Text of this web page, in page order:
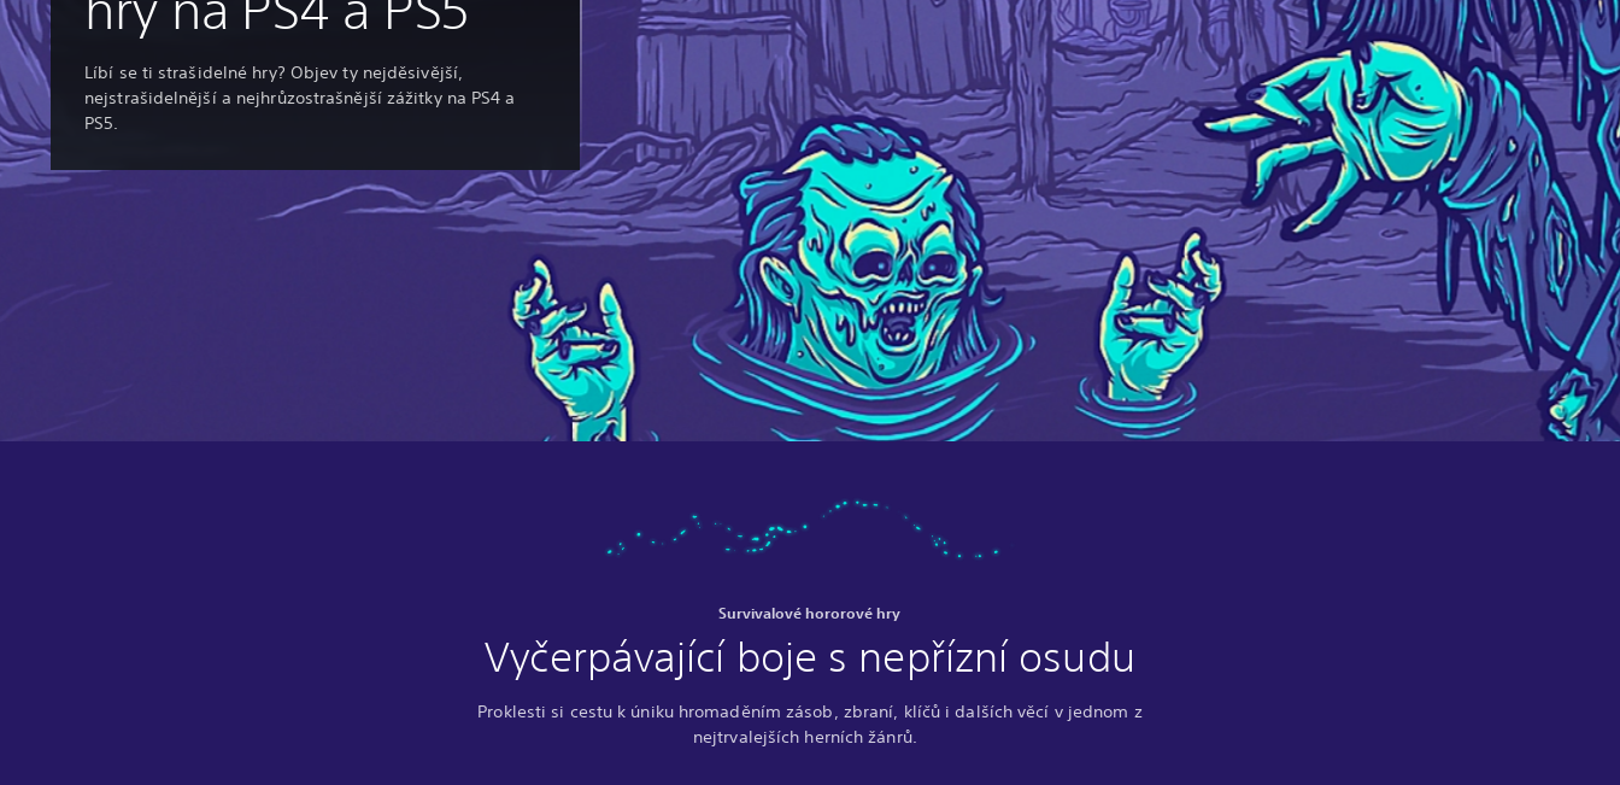
Líbí se ti strašidelné hry? Objev ty nejděsivější,
nejstrašidelnější a nejhrůzostrašnější zážitky na PS4 a
PS5.
Survivalové hororové hry
Vyčerpávající boje s nepřízní osudu
Proklesti si cestu k úniku hromaděním zásob, zbraní, klíčů i dalších věcí v jednom z
nejtrvalejších herních žánrů.